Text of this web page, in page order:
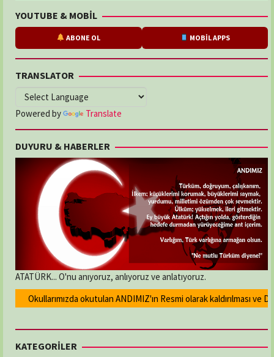
YOUTUBE & MOBİL
ABONE OL MOBİL APPS
TRANSLATOR
Powered by Translate
DUYURU & HABERLER
ATATÜRK... O'nu anıyoruz, anlıyoruz ve anlatıyoruz.
Okullarımızda okutulan ANDIMIZ'ın Resmi olarak kaldırılması ve
KATEGORİLER